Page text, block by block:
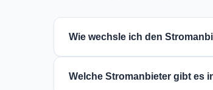
Wie wechsle ich den
online. Der neue Anbieter
Welche Stromanbieter gibt es